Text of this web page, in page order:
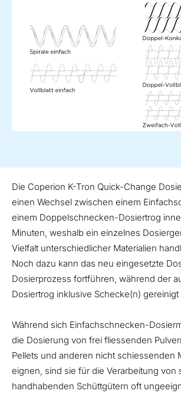
Die Coperion K-Tron Quick-Change
einen Wechsel zwischen einem
einem Doppelschnecken-Dosiertrog
Minuten, weshalb ein einzelnes
Vielfalt unterschiedlicher Materialien
Noch dazu kann das neu eingesetzte
Dosierprozess fortführen, während der
Dosiertrog inklusive Schecke(n) gereinigt
Während sich Einfachschnecken-
die Dosierung von frei fliessenden
Pellets und anderen nicht schiessenden
eignen, sind sie für die Verarbeitung von
handhabenden Schüttgütern oft